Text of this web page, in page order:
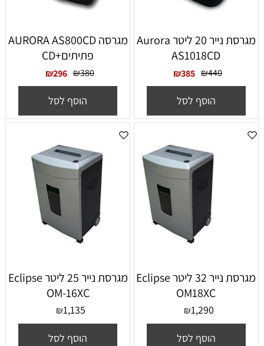
מגרסת נייר ‏20 ‏ליטר Aurora
AS1018CD
₪440
₪385
הוסף לסל
מגרסה AURORA AS800CD
פתיתים+CD
₪380
₪296
הוסף לסל
מגרסת נייר ‏32 ‏ליטר Eclipse
OM18XC
₪1,290
הוסף לסל
מגרסת נייר ‏25 ‏ליטר Eclipse
OM-16XC
₪1,135
הוסף לסל